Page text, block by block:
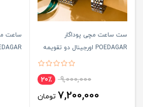
ست ساعت مچی پوداگار
POEDAGAR اورجينال دو تقويمه
صفحه سرمه ای مدل B2 نسخه
9,000,000 20٪
7,200,000 تومان
ساعت